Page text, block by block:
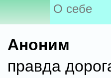
О себе
Аноним
правда